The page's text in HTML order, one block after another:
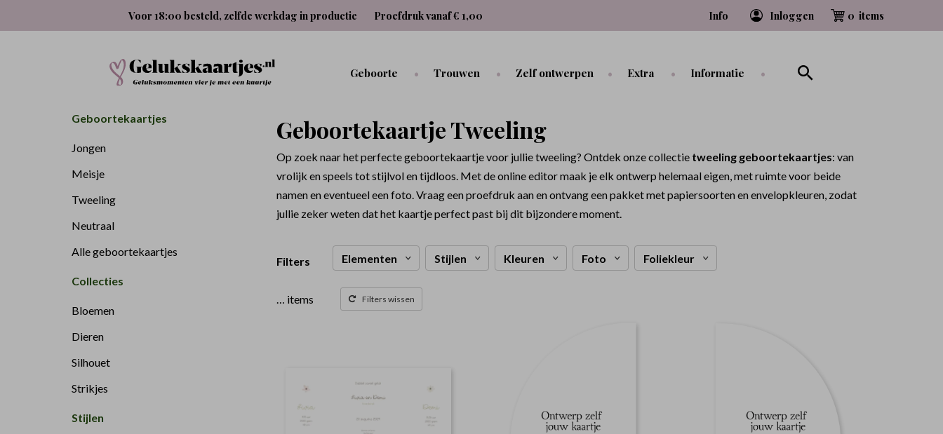
Voor 18:00 besteld, zelfde werkdag in productie Proefdruk vanaf € 1,00 Info Inloggen 0
Geboorte Trouwen Zelf ontwerpen Extra Informatie
Geboortekaartjes
Jongen
Meisje
Tweeling
Neutraal
Alle geboortekaartjes
Collecties
Bloemen
Dieren
Silhouet
Strikjes
Stijlen
Geboortekaartje Tweeling
Op zoek naar het perfecte geboortekaartje voor jullie tweeling? Ontdek onze collectie tweeling geboortekaartjes: van
vrolijk en speels tot stijlvol en tijdloos. Met de online editor maak je elk ontwerp helemaal eigen, met ruimte voor beide
namen en eventueel een foto. Vraag een proefdruk aan en ontvang een pakket met papiersoorten en envelopkleuren, zodat
jullie zeker weten dat het kaartje perfect past bij dit bijzondere moment.
Filters Elementen Stijlen Kleuren Foto Foliekleur
items Filters wissen